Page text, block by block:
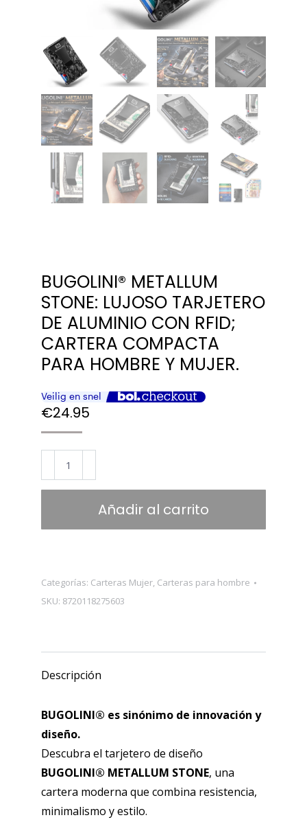
BUGOLINI® METALLUM
STONE: LUJOSO TARJETERO
DE ALUMINIO CON RFID;
CARTERA COMPACTA
PARA HOMBRE Y MUJER.
€24.95
BUGOLINI®
METALLUM
compacta
para
y
mujer.
cantidad
Añadir al carrito
Categorías: Carteras Mujer, Carteras para hombre
SKU: 8720118275603
Descripción
BUGOLINI® es sinónimo de innovación y
diseño.
Descubra el tarjetero de diseño
BUGOLINI® METALLUM STONE, una
cartera moderna que combina resistencia,
minimalismo y estilo.